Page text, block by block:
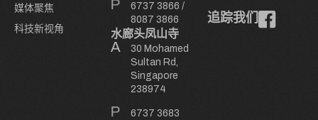
媒体聚焦
科技新视角
6737 3866 /
8087 3866
水廊头凤山寺
30 Mohamed
Sultan Rd,
Singapore
238974
6737 3683
追踪我们